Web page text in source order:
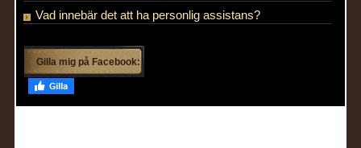
Vad innebär det att ha personlig assistans?
Gilla mig på Facebook: